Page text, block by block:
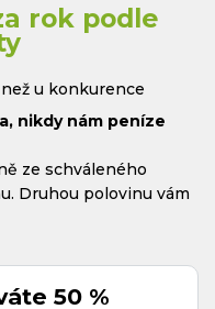
rok podle
než u konkurence
nikdy nám peníze
ze schváleného
Druhou polovinu vám
50 %